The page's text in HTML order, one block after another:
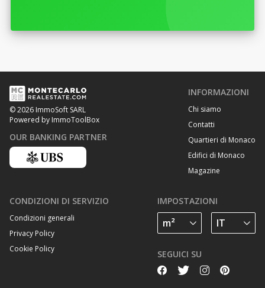
© 2026 ImmoSoft SARL
Powered by ImmoToolBox
OUR BANKING PARTNER
INFORMAZIONI
Chi siamo
Contatti
Quartieri di Monaco
Edifici di Monaco
Magazine
CONDIZIONI DI SERVIZIO
Condizioni generali
Privacy Policy
Cookie Policy
IMPOSTAZIONI
SEGUICI SU